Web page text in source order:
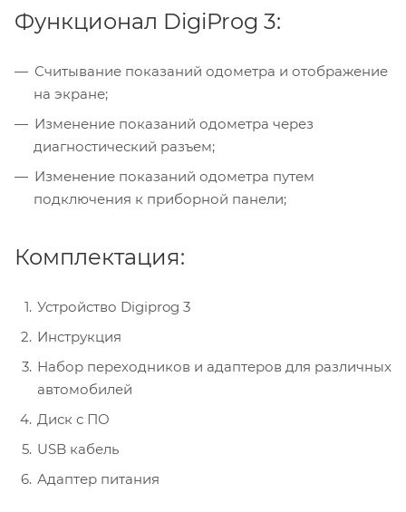
Функционал DigiProg 3:
Считывание показаний одометра и отображение
на экране;
Изменение показаний одометра через
диагностический разъем;
Изменение показаний одометра путем
подключения к приборной панели;
Комплектация:
Устройство Digiprog 3
Инструкция
Набор переходников и адаптеров для различных
автомобилей
Диск с ПО
USB кабель
Адаптер питания